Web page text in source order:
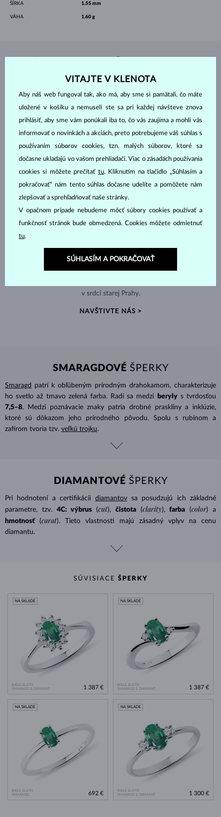
ŠÍRKA 1.55 mm
VÁHA 1.60 g
v srdci starej Prahy.
NAVŠTIVTE NÁS >
SMARAGDOVÉ ŠPERKY
Smaragd
patrí k obľúbeným prírodným drahokamom, charakterizuje
ho svetlo až tmavo zelená farba. Radí sa medzi
beryly s tvrdosťou
7,5–8. Medzi poznávacie znaky patria drobné praskliny a inklúzie,
ktoré sú dôkazom jeho prírodného pôvodu. Spolu s rubínom a
zafírom tvoria tzv. veľkú trojku.
DIAMANTOVÉ ŠPERKY
Pri hodnotení a certifikácii diamantovsa posudzujú ich základné
parametre, tzv.
4C: výbrus (cut), čistota (clarity), farba (color) a
hmotnosť
(carat). Tieto vlastnosti majú zásadný vplyv na cenu
diamantu.
SÚVISIACE ŠPERKY
BIELE ZLATO
SMARAGD & DIAMANT
NA SKLADE
1 387 €
BIELE ZLATO
SMARAGD & DIAMANT
NA SKLADE
1 387 €
BIELE ZLATO
SMARAGD
NA SKLADE
692 €
BIELE ZLATO
SMARAGD & DIAMANT
NA SKLADE
1 300 €
VITAJTE V KLENOTA
Aby náš web fungoval tak, ako má, aby sme si pamätali, čo máte
uložené v košíku a nemuseli ste sa pri každej návšteve znova
prihlásiť, aby sme vám ponúkali iba to, čo vás zaujíma a mohli vás
informovať o novinkách a akciách, preto potrebujeme váš súhlas s
používaním súborov cookies, tzn. malých súborov, ktoré sa
dočasne ukladajú vo vašom prehliadači. Viac o zásadách používania
cookies si môžete prečítať tu. Kliknutím na tlačidlo „Súhlasím a
pokračovať“ nám tento súhlas dočasne udelíte a pomôžete nám
zlepšovať a sprehľadňovať naše stránky.
V opačnom prípade nebudeme môcť súbory cookies používať a
funkčnosť stránok bude obmedzená. Cookies môžete odmietnuť
tu.
SÚHLASÍM A POKRAČOVAŤ